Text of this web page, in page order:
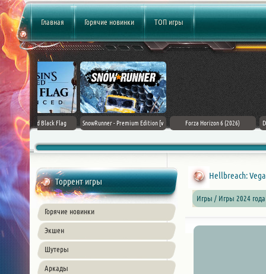
Главная Горячие новинки ТОП игры
Flag
PC
SnowRunner - Premium Edition [v
Forza Horizon 6 (2026) Death Stranding
Торрент игры
Горячие новинки
Экшен
Шутеры
Аркады
Hellbreach:
Игры / Игры 2024